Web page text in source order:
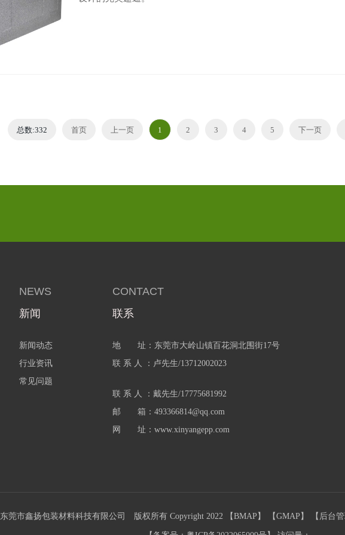
总数:332 首页 上一页 1 2 3 4 5 下一页
NEWS
新闻
新闻动态
行业资讯
常见问题
CONTACT
联系
地 址：东莞市大岭山镇百花洞北围街17号
联 系 人 ：卢先生/13712002023
联 系 人 ：戴先生/17775681992
邮 箱：493366814@qq.com
网 址：www.xinyangepp.com
东莞市鑫扬包装材料科技有限公司 版权所有 Copyright 2022 【BMAP 】 【GMAP 】 【 后台